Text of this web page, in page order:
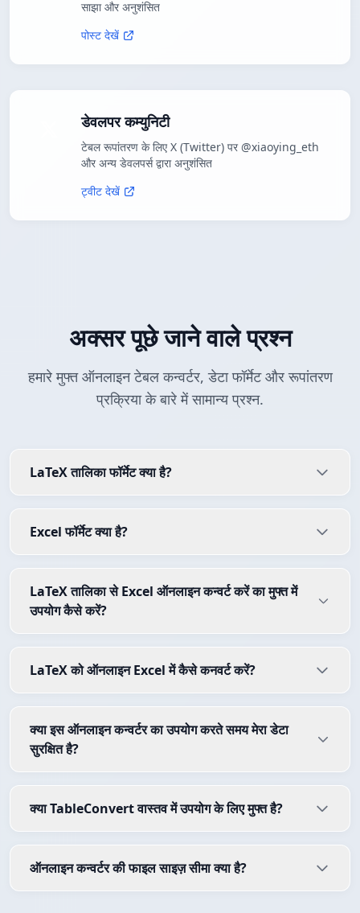
साझा और अनुशंसित
पोस्ट देखें
डेवलपर कम्युनिटी
टेबल रूपांतरण के लिए X (Twitter) पर @xiaoying_eth
और अन्य डेवलपर्स द्वारा अनुशंसित
ट्वीट देखें
अक्सर पूछे जाने वाले प्रश्न
हमारे मुफ्त ऑनलाइन टेबल कन्वर्टर, डेटा फॉर्मेट और रूपांतरण
प्रक्रिया के बारे में सामान्य प्रश्न.
LaTeX तालिका फॉर्मेट क्या है?
Excel फॉर्मेट क्या है?
LaTeX तालिका से Excel ऑनलाइन कन्वर्ट करें का मुफ्त में
उपयोग कैसे करें?
LaTeX को ऑनलाइन Excel में कैसे कनवर्ट करें?
क्या इस ऑनलाइन कन्वर्टर का उपयोग करते समय मेरा डेटा
सुरक्षित है?
क्या TableConvert वास्तव में उपयोग के लिए मुफ्त है?
ऑनलाइन कन्वर्टर की फाइल साइज़ सीमा क्या है?